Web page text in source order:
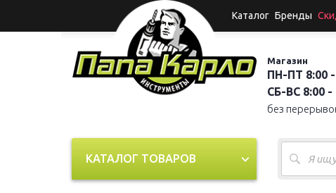
Каталог Бренды
Магазин
ПН-ПТ 8:00 -
СБ-ВС 8:00 -
без
КАТАЛОГ ТОВАРОВ